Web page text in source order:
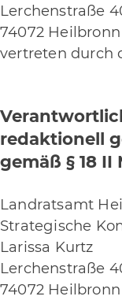
Lerchenstraße
74072 Heilbronn
vertreten durch
redaktionell
gemäß § 18 II
Landratsamt
Strategische
Larissa Kurtz
Lerchenstraße
74072 Heilbronn